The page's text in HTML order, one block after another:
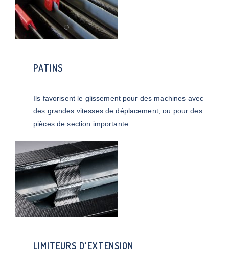
PATINS
Ils favorisent le glissement pour des machines avec
des grandes vitesses de déplacement, ou pour des
pièces de section importante.
LIMITEURS D'EXTENSION